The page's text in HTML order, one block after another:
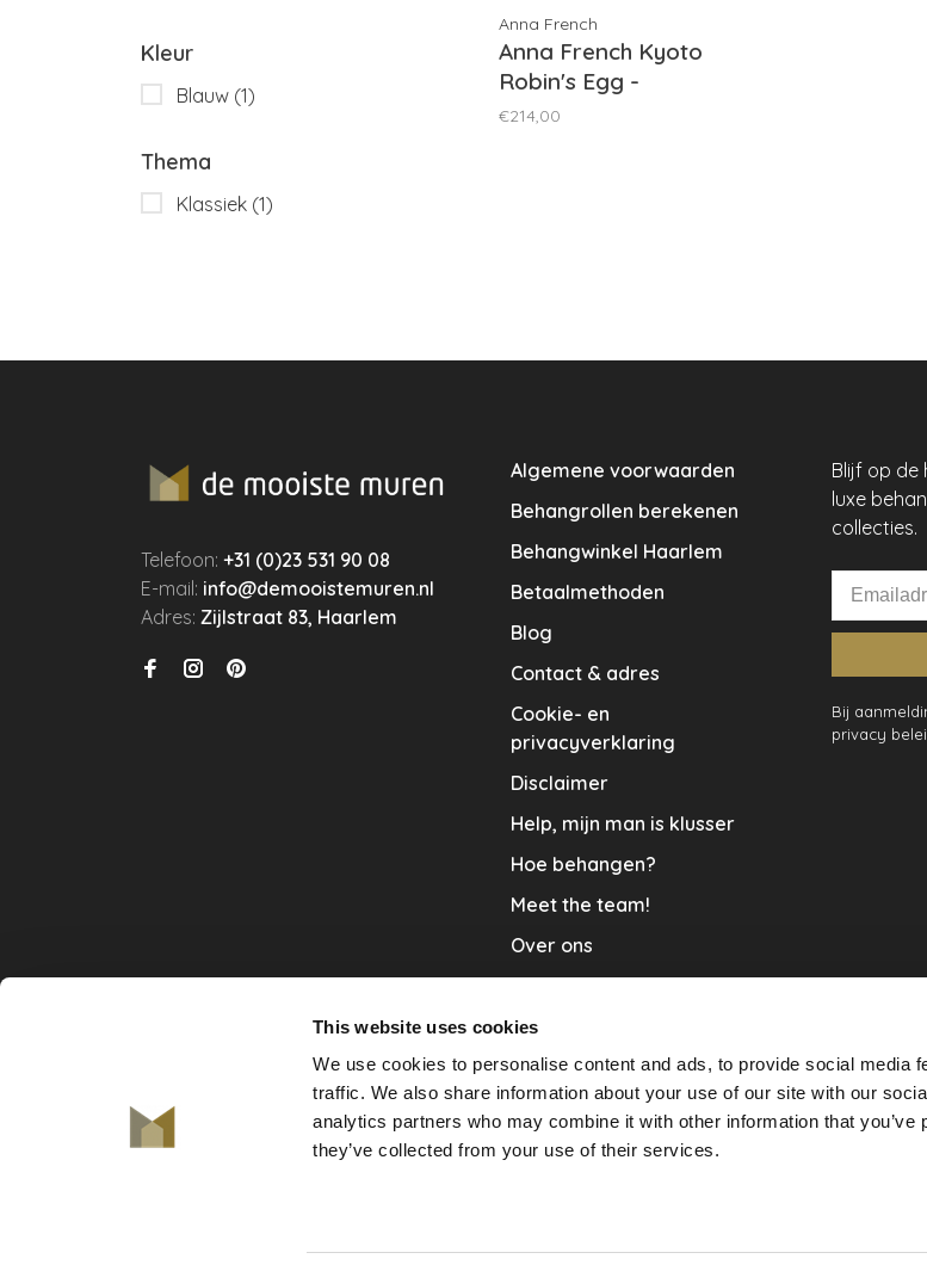
This website uses cookies
We use cookies to personalise content and ads, to provide social media
traffic. We also share information about your use of our site with our
analytics partners who may combine it with other information that you’ve
they’ve collected from your use of their services.
Kleur
Blauw (1)
Thema
Klassiek (1)
Anna French
Anna French Kyoto
Robin's Egg -
AT9827
€214,00
Telefoon:+31 (0)23 531 90 08
E-mail: info@demooistemuren.nl
Adres:Zijlstraat 83, Haarlem
Algemene voorwaarden
Behangrollen berekenen
Behangwinkel Haarlem
Betaalmethoden
Blog
Contact & adres
Cookie- en
privacyverklaring
Disclaimer
Help, mijn man is klusser
Hoe behangen?
Meet the team!
Over ons
Traplopers en vloerkleden
Vacature
Verzending & Retour
Blijf op
luxe
collecties.
Bij
privacy